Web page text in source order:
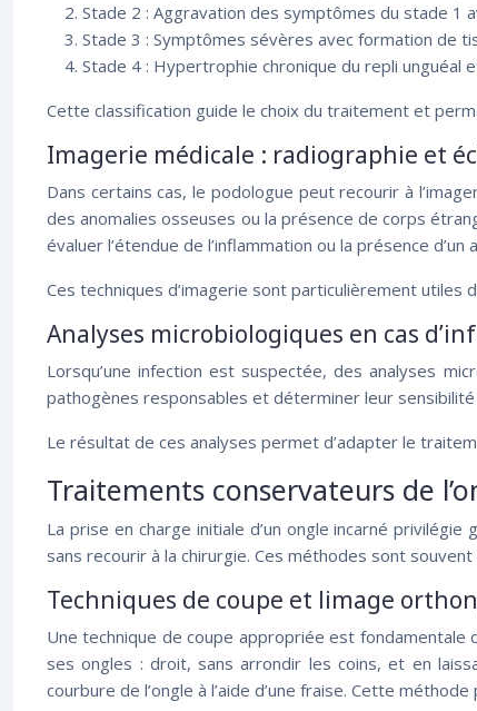
Stade 2 : Aggravation des symptômes du stade 1
Stade 3 : Symptômes sévères avec formation de
Stade 4 : Hypertrophie chronique du repli unguéal
Cette classification guide le choix du traitement et
Imagerie médicale : radiographie et
Dans certains cas, le podologue peut recourir à
des anomalies osseuses ou la présence de corps
évaluer l’étendue de l’inflammation ou la présence d’un
Ces techniques d’imagerie sont particulièrement
Analyses microbiologiques en cas
Lorsqu’une infection est suspectée, des analyses
pathogènes responsables et déterminer leur
Le résultat de ces analyses permet d’adapter le
Traitements conservateurs de
La prise en charge initiale d’un ongle incarné
sans recourir à la chirurgie. Ces méthodes sont
Techniques de coupe et limage
Une technique de coupe appropriée est
ses ongles : droit, sans arrondir les coins, et en
courbure de l’ongle à l’aide d’une fraise. Cette